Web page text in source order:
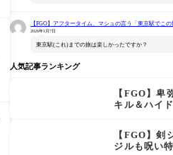
【FGO】アフタータイム、マシュの言う「東京駅でこ
2026年1月7日
東京駅(これ)までの旅は楽しかったですか？
人気記事ランキング
【FGO】卑
キル＆ハイ
【FGO】剣
ジルも呪い